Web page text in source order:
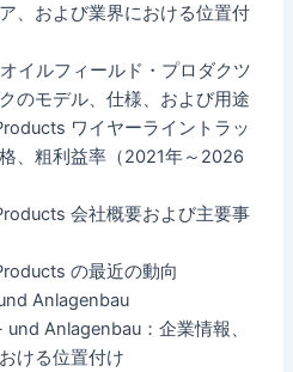
、および業界における位置付
イルフィールド・プロダクツ
のモデル、仕様、および用途
ワイヤーライントラッ
、粗利益率（2021年～2026
会社概要および主要事
の最近の動向
Anlagenbau
Anlagenbau：企業情報、
ける位置付け